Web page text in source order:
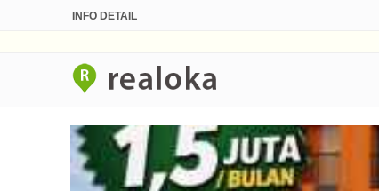
INFO DETAIL